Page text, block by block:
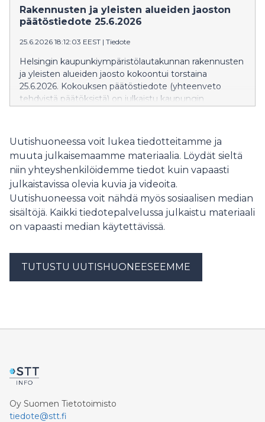
verkkosivuilla siihen asti kun kokouksen pöytäkirja
julkaistaan. Pöytäkirja korvaa
yleisten alueiden jaoston seuraava kokous on torstaina
20.8.2026.
Rakennusten ja yleisten alueiden jaoston
päätöstiedote 25.6.2026
25.6.2026 18:12:03 EEST | Tiedote
Helsingin kaupunkiympäristölautakunnan rakennusten
ja yleisten alueiden jaosto kokoontui torstaina
25.6.2026. Kokouksen päätöstiedote (yhteenveto
tehdyistä päätöksistä) on julkaistu kaupungin
julkaistaan. Pöytäkirja korvaa
valmistuttuaan päätöstiedotteen. Rakennusten ja
yleisten alueiden jaoston seuraava kokous on
perjantaina 3.7.2026.
Uutishuoneessa voit lukea tiedotteitamme ja
muuta julkaisemaamme materiaalia. Löydät sieltä
niin yhteyshenkilöidemme tiedot kuin vapaasti
julkaistavissa olevia kuvia ja videoita.
Uutishuoneessa voit nähdä myös sosiaalisen median
sisältöjä. Kaikki tiedotepalvelussa julkaistu materiaali
on vapaasti median käytettävissä.
TUTUSTU UUTISHUONEESEEMME
Oy Suomen Tietotoimisto
tiedote@stt.fi